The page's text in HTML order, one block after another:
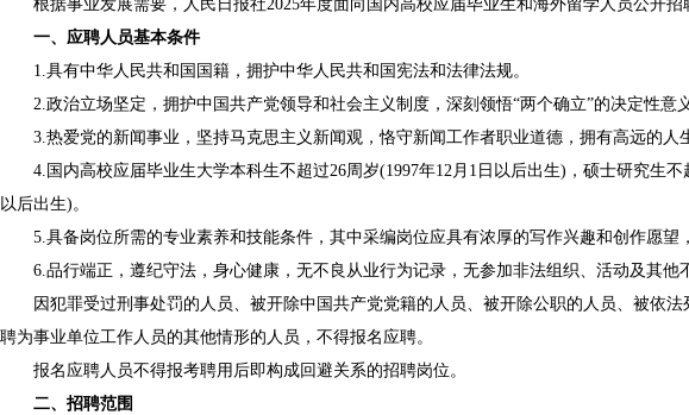
根据事业发展需要，人民日报社2025年度面向国内高校应届毕业生和海外留学人员公开招
一、应聘人员基本条件
1.具有中华人民共和国国籍，拥护中华人民共和国宪法和法律法规。
2.政治立场坚定，拥护中国共产党领导和社会主义制度，深刻领悟“两个确立”的决定性意
3.热爱党的新闻事业，坚持马克思主义新闻观，恪守新闻工作者职业道德，拥有高远的人
4.国内高校应届毕业生大学本科生不超过26周岁(1997年12月1日以后出生)，硕士研究生不
以后出生)。
5.具备岗位所需的专业素养和技能条件，其中采编岗位应具有浓厚的写作兴趣和创作愿望
6.品行端正，遵纪守法，身心健康，无不良从业行为记录，无参加非法组织、活动及其他
因犯罪受过刑事处罚的人员、被开除中国共产党党籍的人员、被开除公职的人员、被依法
聘为事业单位工作人员的其他情形的人员，不得报名应聘。
报名应聘人员不得报考聘用后即构成回避关系的招聘岗位。
二、招聘范围